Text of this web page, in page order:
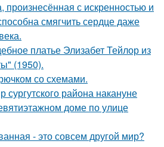
произнесённая с искренностью и
смягчить сердце даже
платье Элизабет Тейлор из
(1950).
со схемами.
сургутского района накануне
доме по улице
- это совсем другой мир?